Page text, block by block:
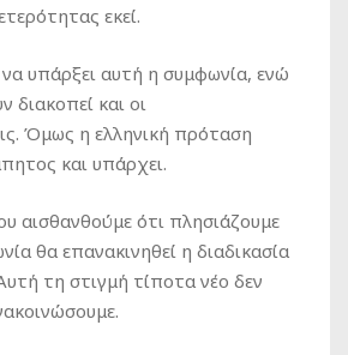
εκεί.
υπάρξει αυτή η συμφωνία, ενώ
διακοπεί και οι
Όμως η ελληνική πρόταση
και υπάρχει.
αισθανθούμε ότι πλησιάζουμε
θα επανακινηθεί η διαδικασία
τη στιγμή τίποτα νέο δεν